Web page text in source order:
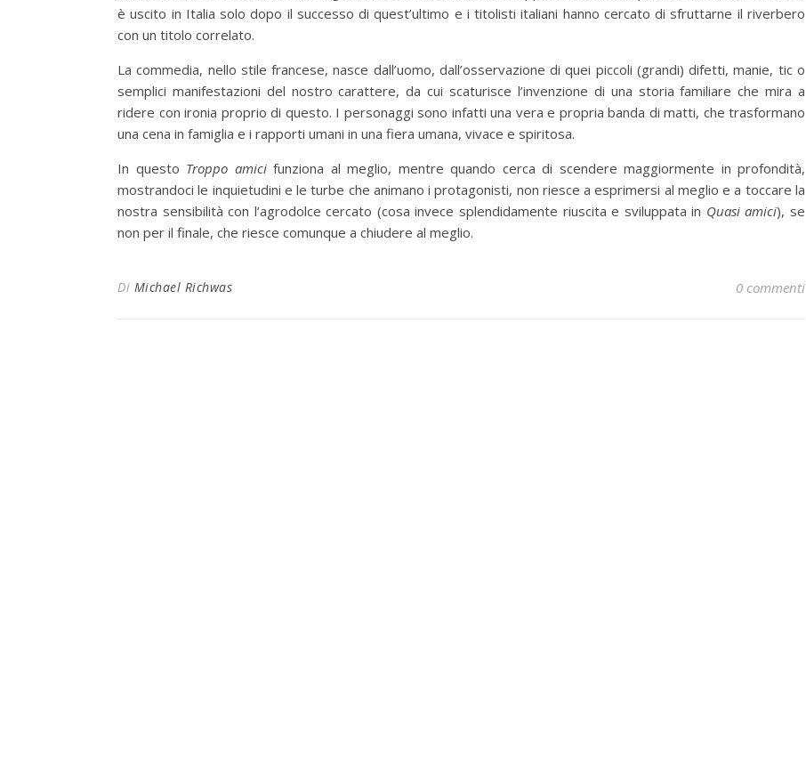
è uscito in Italia solo dopo il successo di quest’ultimo e i titolisti italiani hanno cercato di sfruttarne il riverbero
con un titolo correlato.
La commedia, nello stile francese, nasce dall’uomo, dall’osservazione di quei piccoli (grandi) difetti, manie, tic o
semplici manifestazioni del nostro carattere, da cui scaturisce l’invenzione di una storia familiare che mira a
ridere con ironia proprio di questo. I personaggi sono infatti una vera e propria banda di matti, che trasformano
una cena in famiglia e i rapporti umani in una fiera umana, vivace e spiritosa.
In questo Troppo amicifunziona al meglio, mentre quando cerca di scendere maggiormente in profondità,
mostrandoci le inquietudini e le turbe che animano i protagonisti, non riesce a esprimersi al meglio e a toccare la
nostra sensibilità con l’agrodolce cercato (cosa invece splendidamente riuscita e sviluppata in Quasi amici), se
non per il finale, che riesce comunque a chiudere al meglio.
Di Michael Richwas 0 commenti